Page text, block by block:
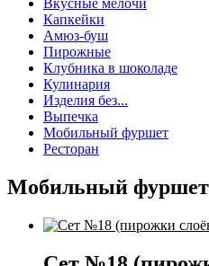
Капкейки
Амюз-буш
Пирожные
Клубника в шоколаде
Кулинария
Изделия без...
Выпечка
Мобильный фуршет
Ресторан
Мобильный фуршет